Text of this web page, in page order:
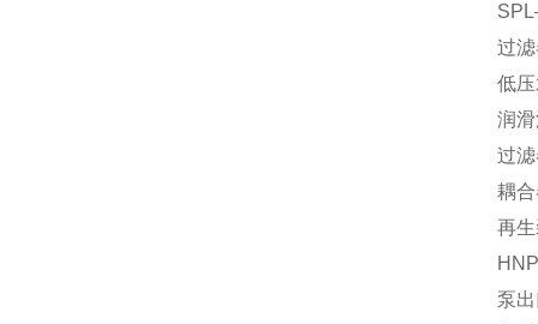
过
低
润
过
耦
再
泵